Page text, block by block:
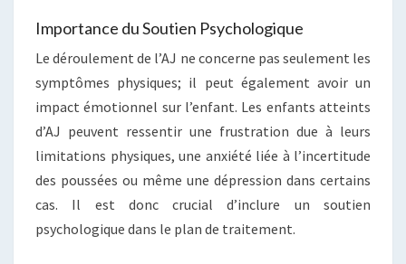
Importance du Soutien Psychologique
Le déroulement de l’AJ ne concerne pas seulement les
symptômes physiques; il peut également avoir un
impact émotionnel sur l’enfant. Les enfants atteints
d’AJ peuvent ressentir une frustration due à leurs
limitations physiques, une anxiété liée à l’incertitude
des poussées ou même une dépression dans certains
cas. Il est donc crucial d’inclure un soutien
psychologique dans le plan de traitement.